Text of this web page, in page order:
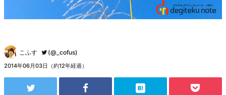
こふす (@_cofus)
2014年06月03日（約12年経過）